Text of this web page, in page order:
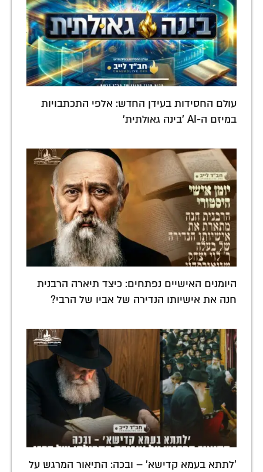
עולם החסידות בעידן החדש: אלפי התכתבויות
במיזם ה-AI 'בינה גאולתית'
היומנים האישיים נפתחים: כיצד תיארה הרבנית
חנה את אישיותו הנדירה של אביו של הרבי?
'לתתא בעמא קדישא' – ובכה: התיאור המרגש על